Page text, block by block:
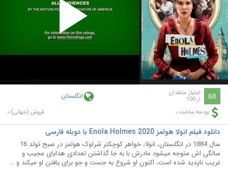
Play
Video
68 امتیاز منتقدان
از 100 انگلستان
بودجه ساخت:- فروش (جهانی):-
دانلود فیلم انولا هولمز Enola Holmes 2020 با دوبله فارسی
سال 1884 در انگلستان، انولا، خواهر کوچکتر شرلوک هولمز در صبح تولد 16
سالگی اش متوجه میشود مادرش با به جا گذاشتن تعدادی هدایای عجیب و
غریب ناپدید شده است، اکنون او شروع به جست و جو برای یافتن او میکند و …